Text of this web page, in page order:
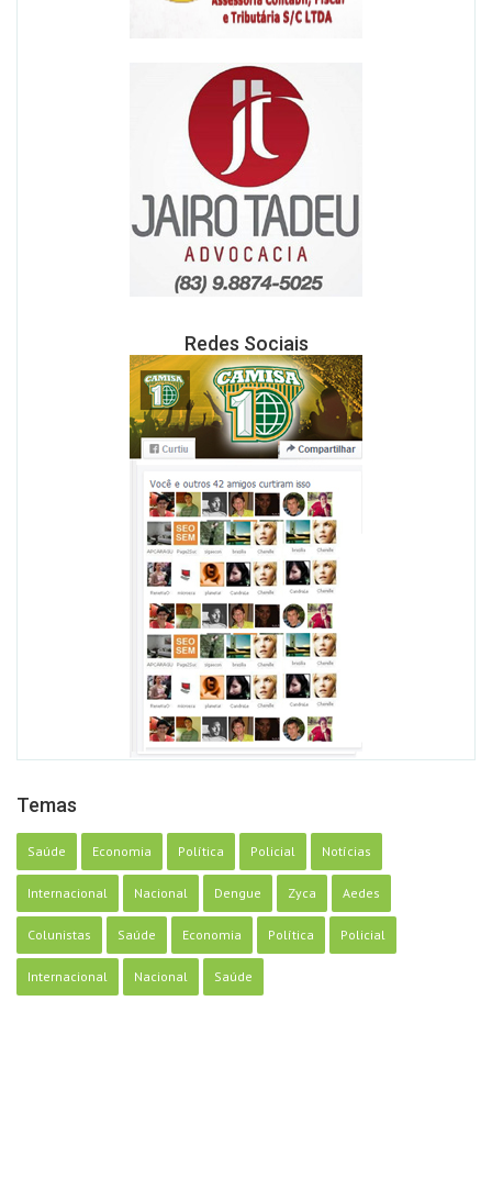
Redes Sociais
Temas
Saúde Economia Política Policial Notícias
Internacional Nacional Dengue Zyca Aedes
Colunistas Saúde Economia Política Policial
Internacional Nacional Saúde